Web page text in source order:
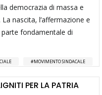
democrazia di massa e
nascita, l’affermazione e
fondamentale di
MOVIMENTO SINDACALE
PER LA PATRIA